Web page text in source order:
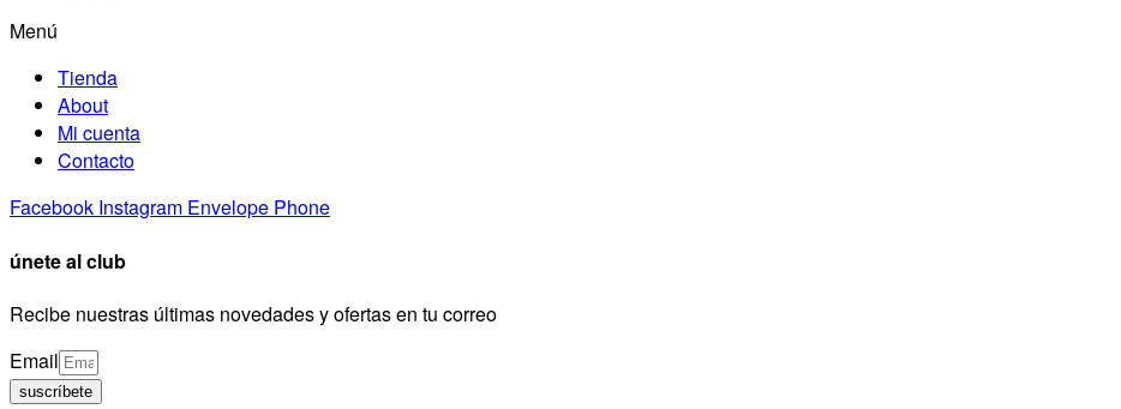
Menú
Tienda
About
Mi cuenta
Contacto
Facebook Instagram Envelope Phone
únete al club
Recibe nuestras últimas novedades y ofertas en tu correo
Email
suscríbete